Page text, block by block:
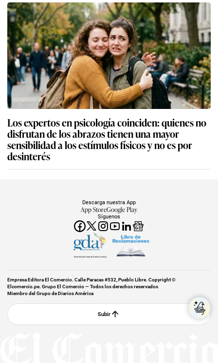
Los expertos en psicología coinciden: quienes no
disfrutan de los abrazos tienen una mayor
sensibilidad a los estímulos físicos y no es por
desinterés
Síguenos
Descarga nuestra App
App StoreGoogle Play
Miembro del Grupo de Diarios América
Empresa Editora El Comercio. Calle Paracas #532, Pueblo Libre. Copyright ©
Elcomercio.pe. Grupo El Comercio — Todos los derechos reservados
Miembro del Grupo de Diarios América
Subir